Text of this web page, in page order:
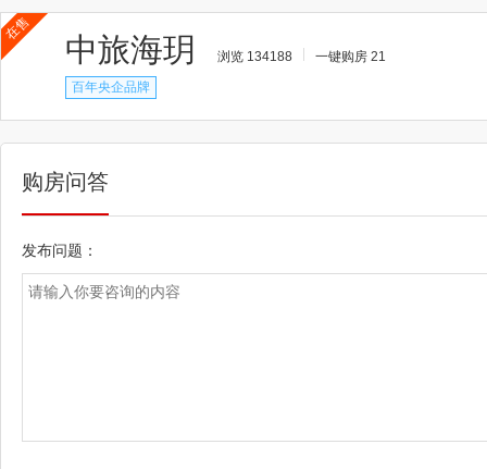
在售
中旅海玥 浏览 134188
一键购房 21
百年央企品牌
购房问答
发布问题：